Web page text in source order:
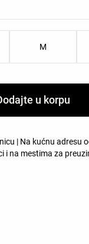
M
u korpu
| Na kućnu adresu
i na mestima za